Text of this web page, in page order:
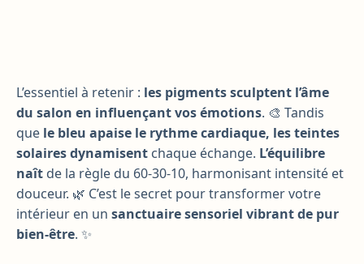
L’essentiel à retenir : les pigments sculptent l’âme
du salon en influençant vos émotions. 🎨 Tandis
que le bleu apaise le rythme cardiaque, les teintes
solaires dynamisent chaque échange. L’équilibre
naît de la règle du 60-30-10, harmonisant intensité et
douceur. 🌿 C’est le secret pour transformer votre
intérieur en un sanctuaire sensoriel vibrant de pur
bien-être. ✨